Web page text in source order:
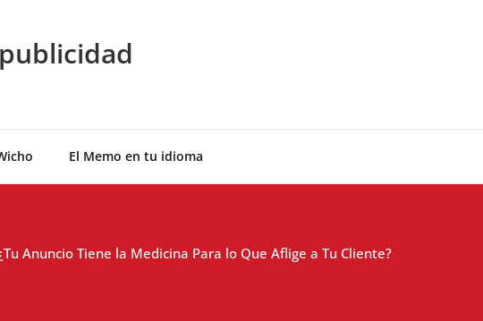
El Memo en tu idioma
Anuncio Tiene la Medicina Para lo Que Aflige a Tu Cliente?